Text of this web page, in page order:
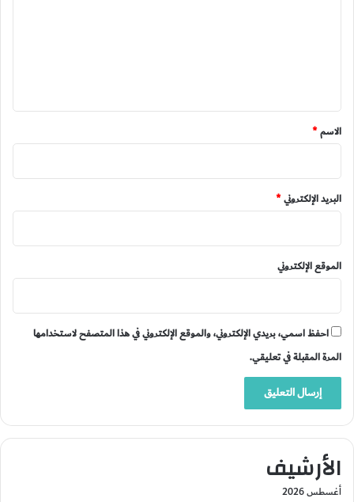
*
الاسم*
البريد الإلكتروني*
الموقع الإلكتروني
احفظ اسمي، بريدي الإلكتروني، والموقع الإلكتروني في هذا المتصفح لاستخدامها
المرة المقبلة في تعليقي.
الأرشيف
أغسطس 2026